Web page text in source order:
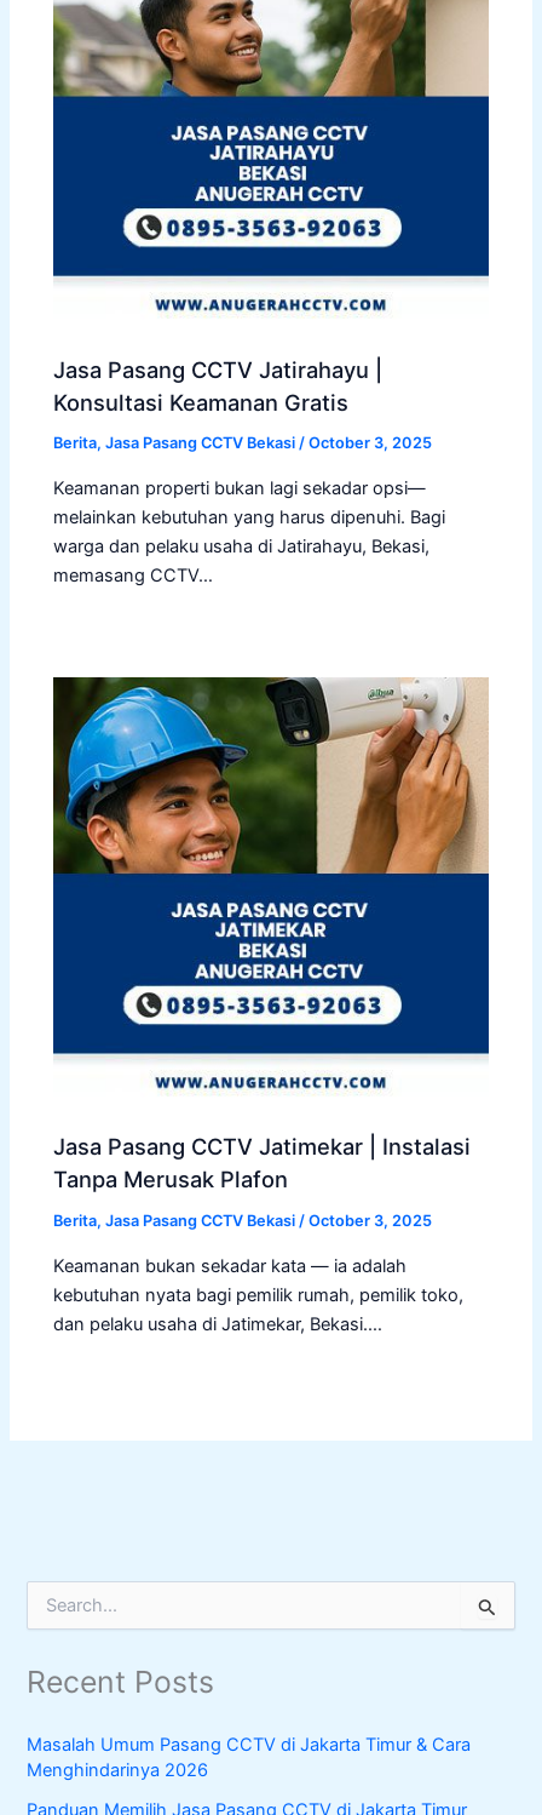
Jasa Pasang CCTV Jatirahayu |
Konsultasi Keamanan Gratis
Berita,Jasa Pasang CCTV Bekasi /October 3, 2025
Keamanan properti bukan lagi sekadar opsi—
melainkan kebutuhan yang harus dipenuhi. Bagi
warga dan pelaku usaha di Jatirahayu, Bekasi,
memasang CCTV…
Jasa Pasang CCTV Jatimekar | Instalasi
Tanpa Merusak Plafon
Berita,Jasa Pasang CCTV Bekasi /October 3, 2025
Keamanan bukan sekadar kata — ia adalah
kebutuhan nyata bagi pemilik rumah, pemilik toko,
dan pelaku usaha di Jatimekar, Bekasi.…
e
r
f
o
r
Recent Posts
Masalah Umum Pasang CCTV di Jakarta Timur & Cara
Menghindarinya 2026
Panduan Memilih Jasa Pasang CCTV di Jakarta Timur